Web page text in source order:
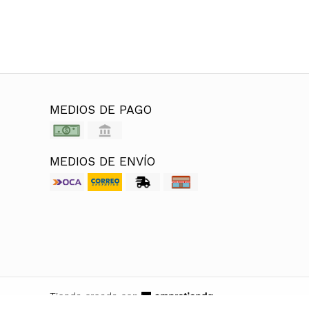
MEDIOS DE PAGO
MEDIOS DE ENVÍO
Tienda creada con